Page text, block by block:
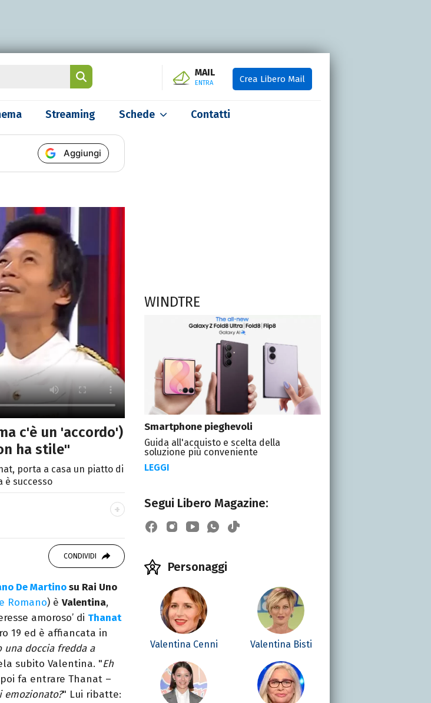
MAIL
ENTRA Crea Libero Mail
Streaming Schede Contatti
Aggiungi
c'è un 'accordo')
ha stile"
porta a casa un piatto di
è successo
web content editor
CONDIVIDI
De Martinosu Rai Uno
Romano) è Valentina,
amoroso’ di Thanat
19 ed è affiancata in
una doccia fredda a
subito Valentina. "Eh
fa entrare Thanat –
emozionato?" Lui ribatte:
WINDTRE
Smartphone pieghevoli
Guida all'acquisto e scelta della
soluzione più conveniente
LEGGI
Segui Libero Magazine:
Personaggi
Valentina Cenni Valentina Bisti